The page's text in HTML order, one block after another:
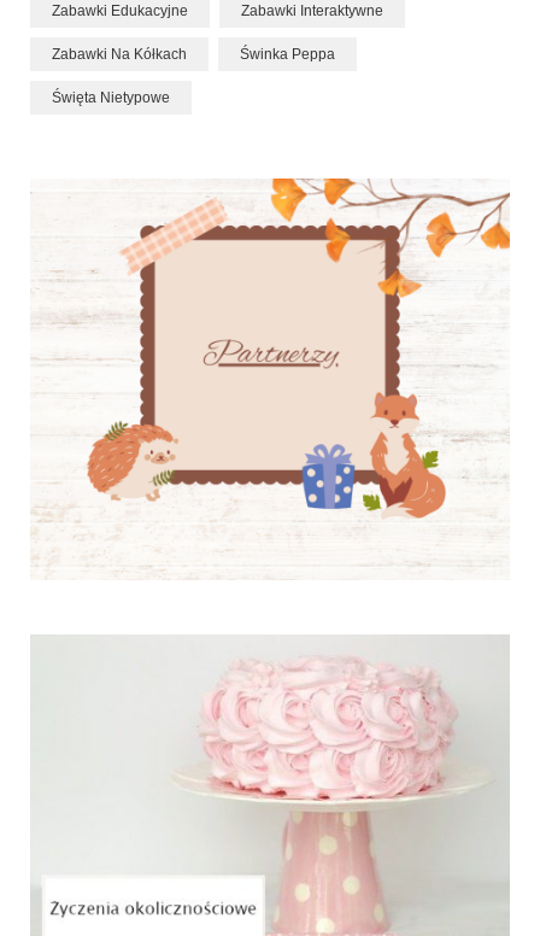
Zabawki Edukacyjne Zabawki Interaktywne
Zabawki Na Kółkach Świnka Peppa
Święta Nietypowe